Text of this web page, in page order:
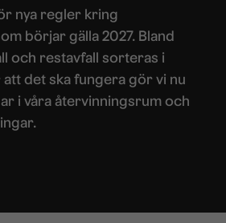
nya regler kring
börjar gälla 2027. Bland
och restavfall sorteras i
att det ska fungera gör vi nu
i våra återvinningsrum och